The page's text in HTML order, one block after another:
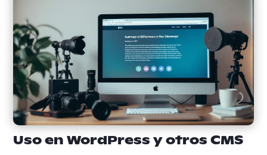
Uso en WordPress y otros CMS